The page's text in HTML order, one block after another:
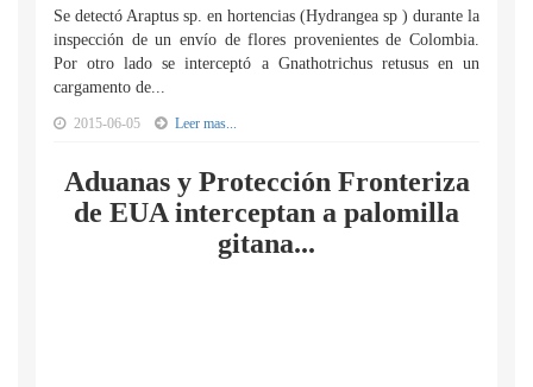
Se detectó Araptus sp. en hortencias (Hydrangea sp ) durante la
inspección de un envío de flores provenientes de Colombia.
Por otro lado se interceptó a Gnathotrichus retusus en un
cargamento de...
2015-06-05 Leer mas...
Aduanas y Protección Fronteriza
de EUA interceptan a palomilla
gitana...